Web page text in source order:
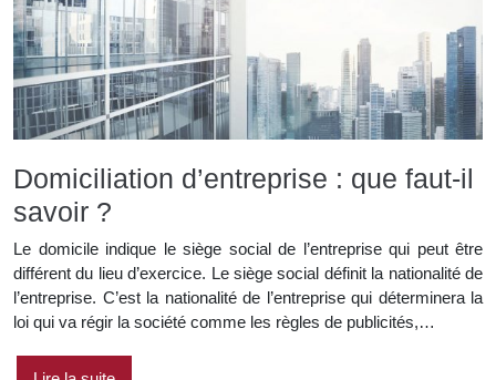
Domiciliation d’entreprise : que faut-il
savoir ?
Le domicile indique le siège social de l’entreprise qui peut être
différent du lieu d’exercice. Le siège social définit la nationalité de
l’entreprise. C’est la nationalité de l’entreprise qui déterminera la
loi qui va régir la société comme les règles de publicités,…